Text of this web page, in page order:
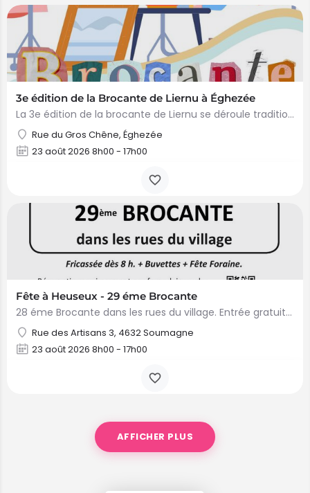
3e édition de la Brocante de Liernu à Éghezée
La 3e édition de la brocante de Liernu se déroule traditionnellement dans le quartier des Baives (Rue…
Rue du Gros Chêne, Éghezée
23 août 2026 8h00 - 17h00
Fête à Heuseux - 29 éme Brocante
28 éme Brocante dans les rues du village. Entrée gratuite. Réservation obligatoire et uniquement par le…
Rue des Artisans 3, 4632 Soumagne
23 août 2026 8h00 - 17h00
AFFICHER PLUS